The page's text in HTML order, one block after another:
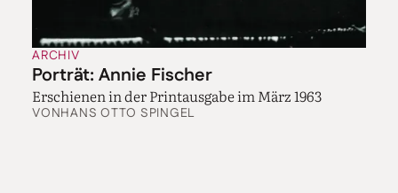
ARCHIV
Porträt: Annie Fischer
Erschienen in der Printausgabe im März 1963
VONHANS OTTO SPINGEL